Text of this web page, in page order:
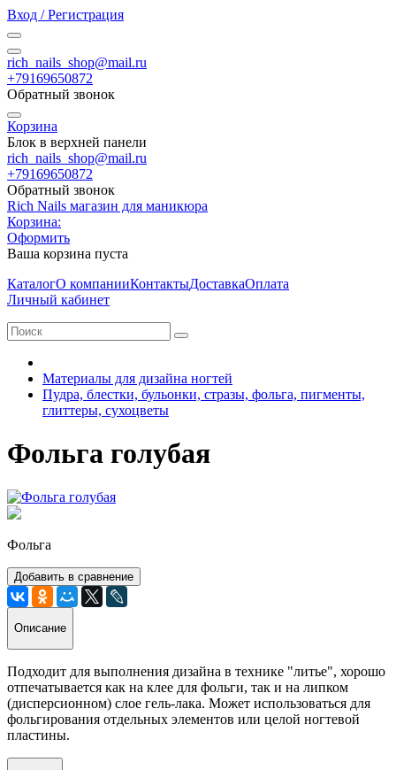
Вход / Регистрация
rich_nails_shop@mail.ru
+79169650872
Обратный звонок
Корзина
Блок в верхней панели
rich_nails_shop@mail.ru
+79169650872
Обратный звонок
Rich Nails магазин для маникюра
Корзина:
Оформить
Ваша корзина пуста
КаталогО компанииКонтактыДоставкаОплата
Личный кабинет
Материалы для дизайна ногтей
Пудра, блестки, бульонки, стразы, фольга, пигменты,
глиттеры, сухоцветы
Фольга голубая
Фольга
Добавить в сравнение
Описание
Подходит для выполнения дизайна в технике "литье", хорошо
отпечатывается как на клее для фольги, так и на липком
(дисперсионном) слое гель-лака. Может использоваться для
фольгирования отдельных элементов или целой ногтевой
пластины.